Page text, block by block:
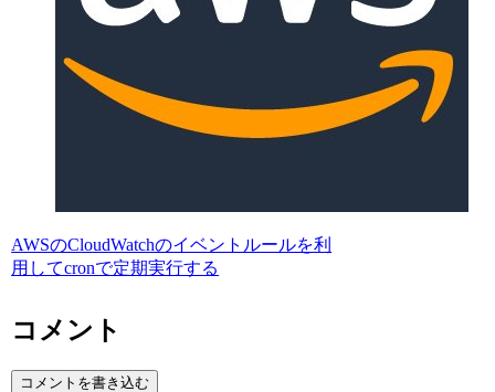
AWSのCloudWatchのイベントルールを利
用してcronで定期実行する
コメント
コメントを書き込む